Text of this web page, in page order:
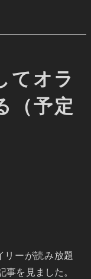
てオラ
（予定
リーが読み放題
事を見ました。